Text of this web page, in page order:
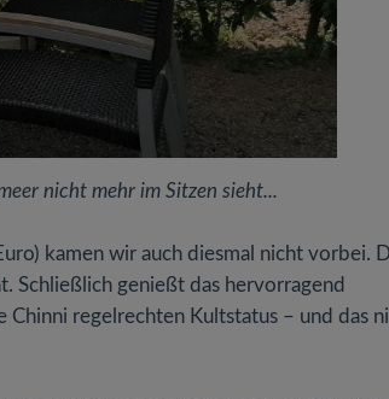
nicht mehr im Sitzen sieht...
kamen wir auch diesmal nicht vorbei.
Schließlich genießt das hervorragend
Chinni regelrechten Kultstatus – und das